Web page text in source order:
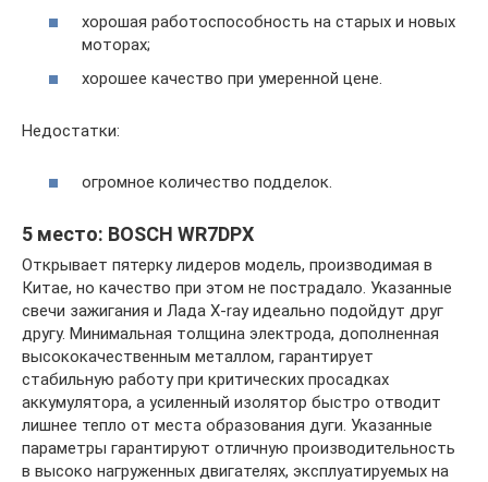
хорошая работоспособность на старых и новых
моторах;
хорошее качество при умеренной цене.
Недостатки:
огромное количество подделок.
5 место: BOSCH WR7DPX
Открывает пятерку лидеров модель, производимая в
Китае, но качество при этом не пострадало. Указанные
свечи зажигания и Лада Х-ray идеально подойдут друг
другу. Минимальная толщина электрода, дополненная
высококачественным металлом, гарантирует
стабильную работу при критических просадках
аккумулятора, а усиленный изолятор быстро отводит
лишнее тепло от места образования дуги. Указанные
параметры гарантируют отличную производительность
в высоко нагруженных двигателях, эксплуатируемых на